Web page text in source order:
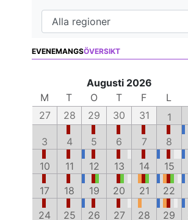
EVENEMANGSÖVERSIKT
Augusti 2026
M
T O T F L
27
28 29 30 31 1
3
4 5 6 7 8
10
11 12 13 14 15
17
18 19 20 21 22
24
25 26 27 28 29